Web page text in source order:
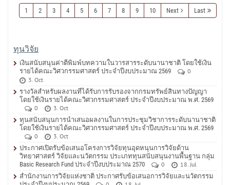
1 2 3 4 5 6 7 8 9 10 Next Last
ทุนวิจัย
เงินสนับสนุนค่าตีพิมพ์บทความในวารสารระดับนานาชาติ โดยใช้เงิน
รายได้คณะวิศวกรรมศาสตร์ ประจำปีงบประมาณ 2569
0
3. Oct
รางวัลสำหรับผลงานที่ได้รับการรับรองจากกรมทรัพย์สินทางปัญญา
โดยใช้เงินรายได้คณะวิศวกรรมศาสตร์ ประจำปีงบประมาณ พ.ศ. 2569
0
3. Oct
ทุนสนับสนุนการนำเสนอผลงานในการประชุมวิชาการระดับนานาชาติ
โดยใช้เงินรายได้คณะวิศวกรรมศาสตร์ ประจำปีงบประมาณ พ.ศ. 2569
0
3. Oct
ประกาศเปิดรับข้อเสนอโครงการวิจัยทุนอุดหนุนการวิจัยด้าน
วิทยาศาสตร์ วิจัยและนวัตกรรม ประเภททุนสนับสนุนงานพื้นฐาน กลุ่ม
Basic Research Fund ประจำปีงบประมาณ 2570
0
18. Jul
สำนักงานการวิจัยแห่งชาติ ประกาศรับข้อเสนอการวิจัยและนวัตกรรม